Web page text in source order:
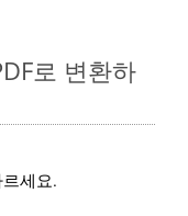
로 변환하
세요.